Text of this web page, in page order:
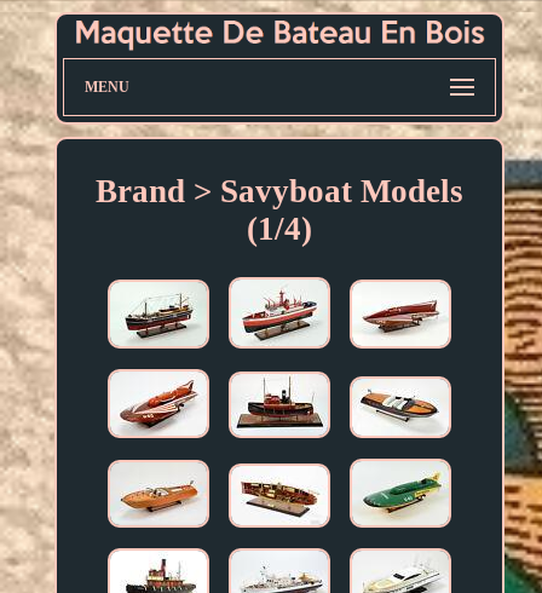
MENU
Brand > Savyboat Models
(1/4)